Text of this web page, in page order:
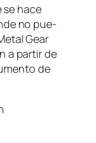
se ha­ce
no pue­
Gear
a par­tir de
de